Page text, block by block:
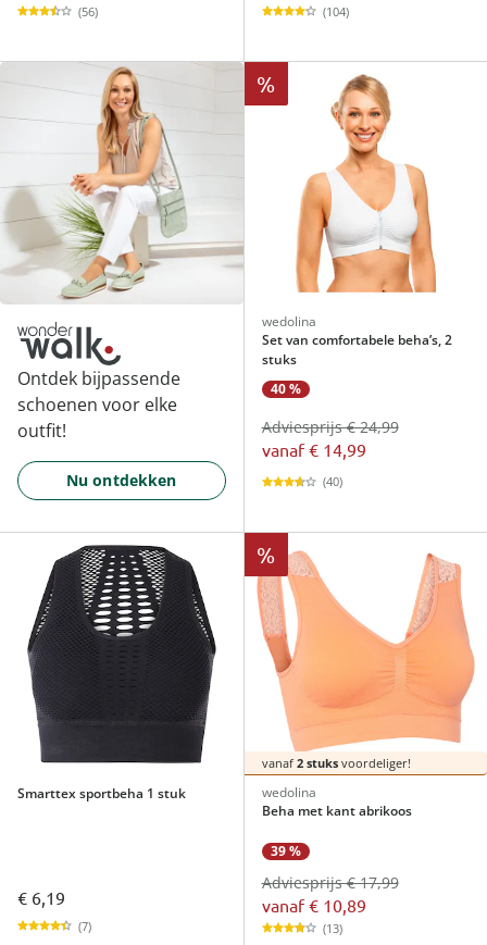
(56) (104)
Ontdek bijpassende
schoenen voor elke
outfit!
Nu ontdekken
%
wedolina
Set van comfortabele beha’s, 2
stuks
40 %
vanaf€ 14,99
Adviesprijs € 24,99
(40)
Smarttex sportbeha 1 stuk
€ 6,19
(7)
%
vanaf 2 stuksvoordeliger!
wedolina
Beha met kant abrikoos
39 %
vanaf€ 10,89
Adviesprijs € 17,99
(13)